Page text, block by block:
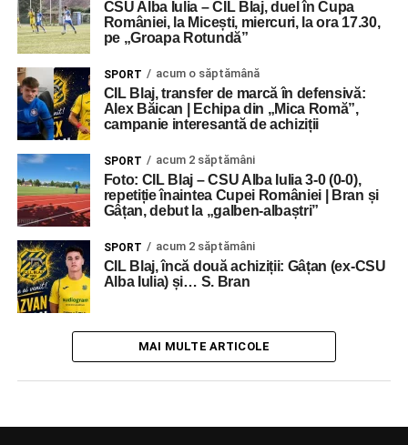
CSU Alba Iulia – CIL Blaj, duel în Cupa
României, la Micești, miercuri, la ora 17.30,
pe „Groapa Rotundă”
SPORT acum o săptămână
CIL Blaj, transfer de marcă în defensivă:
Alex Băican | Echipa din „Mica Romă”,
campanie interesantă de achiziții
SPORT acum 2 săptămâni
Foto: CIL Blaj – CSU Alba Iulia 3-0 (0-0),
repetiție înaintea Cupei României | Bran și
Gâțan, debut la „galben-albaștri”
SPORT acum 2 săptămâni
CIL Blaj, încă două achiziții: Gâțan (ex-CSU
Alba Iulia) și… S. Bran
MAI MULTE ARTICOLE